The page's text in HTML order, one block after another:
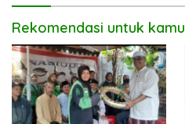
Rekomendasi untuk kamu